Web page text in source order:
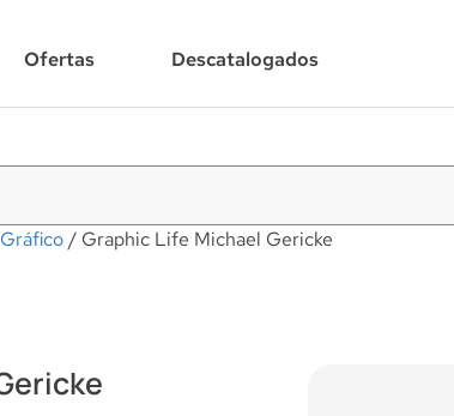
Ofertas Descatalogados
/ Graphic Life Michael Gericke